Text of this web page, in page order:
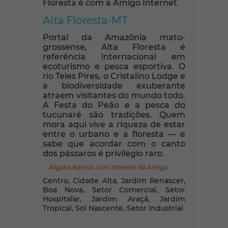
Floresta é com a Amigo Internet.
Alta Floresta-MT
Portal da Amazônia mato-
grossense, Alta Floresta é
referência internacional em
ecoturismo e pesca esportiva. O
rio Teles Pires, o Cristalino Lodge e
a biodiversidade exuberante
atraem visitantes do mundo todo.
A Festa do Peão e a pesca do
tucunaré são tradições. Quem
mora aqui vive a riqueza de estar
entre o urbano e a floresta — e
sabe que acordar com o canto
dos pássaros é privilégio raro.
Alguns Bairros com Internet da Amigo:
Centro, Cidade Alta, Jardim Renascer,
Boa Nova, Setor Comercial, Setor
Hospitalar, Jardim Araçá, Jardim
Tropical, Sol Nascente, Setor Industrial